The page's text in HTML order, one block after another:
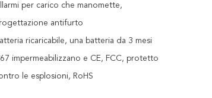
per carico che manomette,
antifurto
ricaricabile, una batteria da 3 mesi
impermeabilizzano e CE, FCC, protetto
le esplosioni, RoHS